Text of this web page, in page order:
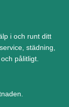
i och runt ditt
städning,
pålitligt.